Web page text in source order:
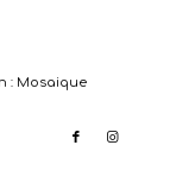
: Mosaique